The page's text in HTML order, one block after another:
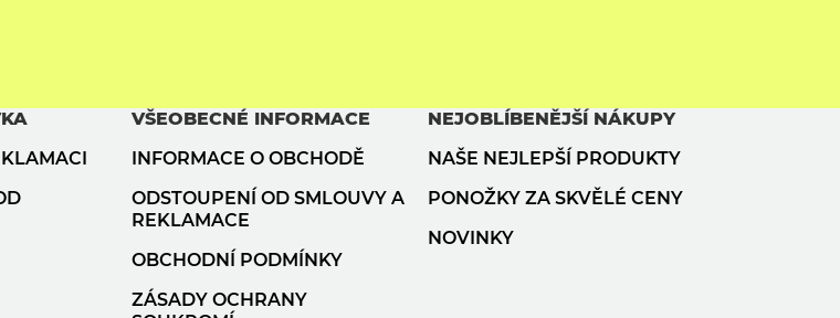
VŠEOBECNÉ INFORMACE
INFORMACE O OBCHODĚ
ODSTOUPENÍ OD SMLOUVY A
REKLAMACE
OBCHODNÍ PODMÍNKY
ZÁSADY OCHRANY
NEJOBLÍBENĚJŠÍ NÁKUPY
NAŠE NEJLEPŠÍ PRODUKTY
PONOŽKY ZA SKVĚLÉ CENY
NOVINKY